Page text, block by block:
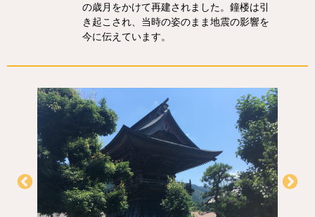
の歳月をかけて再建されました。鐘楼は引
き起こされ、当時の姿のまま地震の影響を
今に伝えています。